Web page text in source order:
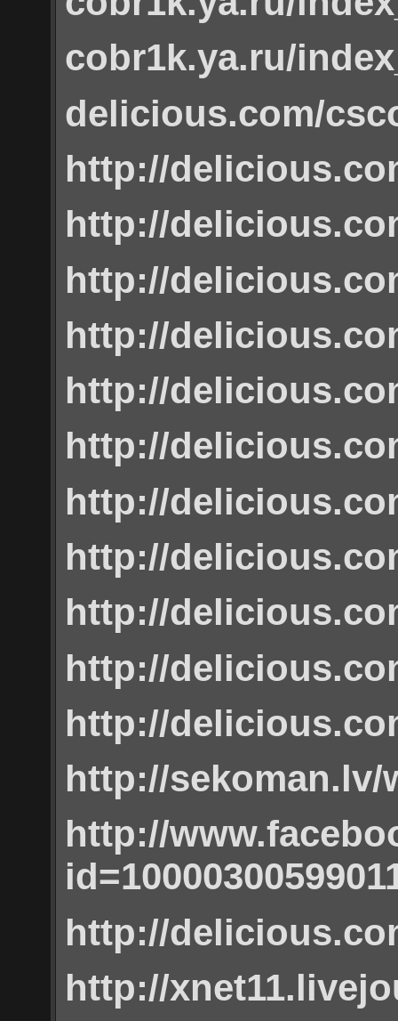
cobr1k.ya.ru/
delicious.com/
http://
http://
http://
http://
http://
http://
http://
http://
http://
http://
http://
http://sekoman.lv/
http://
http://
http://